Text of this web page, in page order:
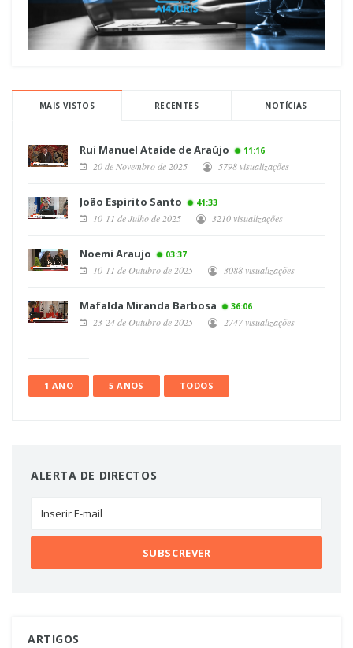
MAIS VISTOS RECENTES NOTÍCIAS
Rui Manuel Ataíde de Araújo 11:16
20 de Novembro de 2025 5798 visualizações
João Espirito Santo 41:33
10-11 de Julho de 2025 3210 visualizações
Noemi Araujo 03:37
10-11 de Outubro de 2025 3088 visualizações
Mafalda Miranda Barbosa 36:06
23-24 de Outubro de 2025 2747 visualizações
1 ANO 5 ANOS TODOS
ALERTA DE DIRECTOS
ARTIGOS